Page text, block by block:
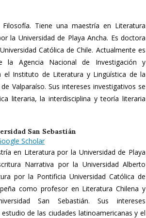
Tiene una maestría en Literatura
la Universidad de Playa Ancha. Es doctora
Católica de Chile. Actualmente es
la Agencia Nacional de Investigación y
el Instituto de Literatura y Lingüística de la
Valparaíso. Sus intereses investigativos se
literaria, la interdisciplina y teoría literaria
San Sebastián
Scholar
en Literatura por la Universidad de Playa
Narrativa por la Universidad Alberto
por la Pontificia Universidad Católica de
como profesor en Literatura Chilena y
San Sebastián. Sus intereses
de las ciudades latinoamericanas y el